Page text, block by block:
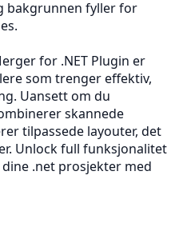
bakgrunnen fyller for
for .NET Plugin er
som trenger effektiv,
Uansett om du
skannede
tilpassede layouter, det
Unlock full funksjonalitet
.net prosjekter med